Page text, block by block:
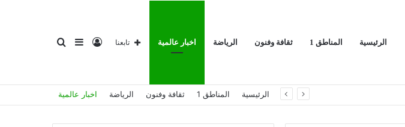
الرئيسية المناطق 1 ثقافة وفنون الرياضة اخبار عالمية إضافةتسجيل تابعنا
الرئيسية المناطق 1 ثقافة وفنون الرياضة اخبار عالمية